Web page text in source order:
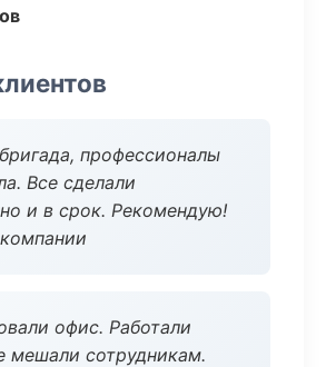
профессионалы
Все сделали
и в срок. Рекомендую!
офис. Работали
мешали сотрудникам.